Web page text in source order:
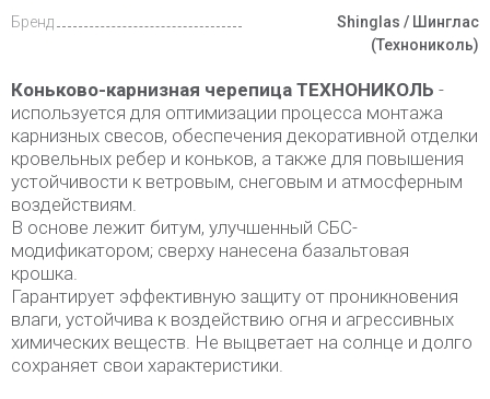
Бренд
Shinglas / Шинглас
(Технониколь)
Коньково-карнизная черепица ТЕХНОНИКОЛЬ -
используется для оптимизации процесса монтажа
карнизных свесов, обеспечения декоративной отделки
кровельных ребер и коньков, а также для повышения
устойчивости к ветровым, снеговым и атмосферным
воздействиям.
В основе лежит битум, улучшенный СБС-
модификатором; сверху нанесена базальтовая
крошка.
Гарантирует эффективную защиту от проникновения
влаги, устойчива к воздействию огня и агрессивных
химических веществ. Не выцветает на солнце и долго
сохраняет свои характеристики.